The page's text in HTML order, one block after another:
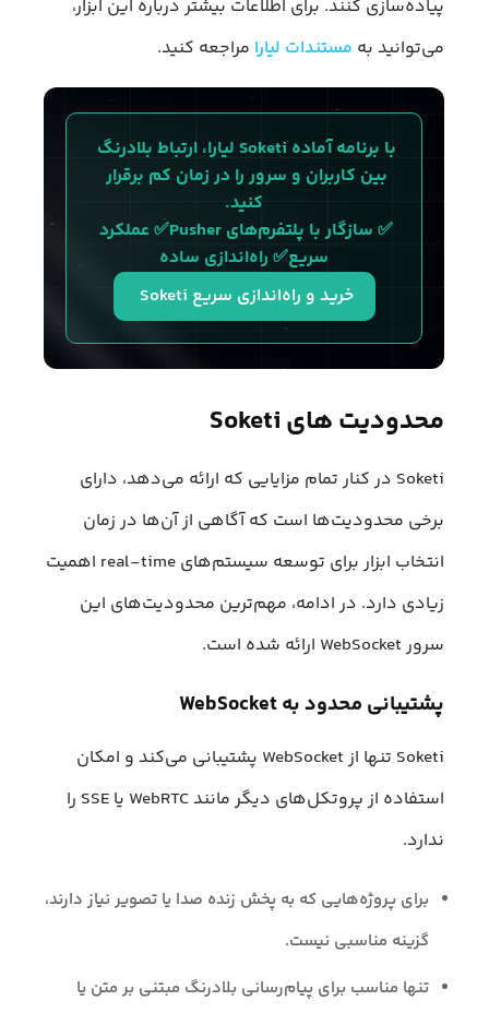
پیاده‌سازی کنند. برای اطلاعات بیشتر درباره این ابزار،
می‌توانید به مستندات لیارا مراجعه کنید.
با برنامه آماده Soketi لیارا، ارتباط بلادرنگ
بین کاربران و سرور را در زمان کم برقرار
کنید.
✅ سازگار با پلتفرم‌های Pusher✅ عملکرد
سریع✅ راه‌اندازی ساده
خرید و راه‌اندازی سریع Soketi
محدودیت های Soketi
Soketi در کنار تمام مزایایی که ارائه می‌دهد، دارای
برخی محدودیت‌ها است که آگاهی از آن‌ها در زمان
انتخاب ابزار برای توسعه سیستم‌های real-time اهمیت
زیادی دارد. در ادامه، مهم‌ترین محدودیت‌های این
سرور WebSocket ارائه شده است.
پشتیبانی محدود به WebSocket
Soketi تنها از WebSocket پشتیبانی می‌کند و امکان
استفاده از پروتکل‌های دیگر مانند WebRTC یا SSE را
ندارد.
برای پروژه‌هایی که به پخش زنده صدا یا تصویر نیاز دارند،
گزینه مناسبی نیست.
تنها مناسب برای پیام‌رسانی بلادرنگ مبتنی بر متن یا